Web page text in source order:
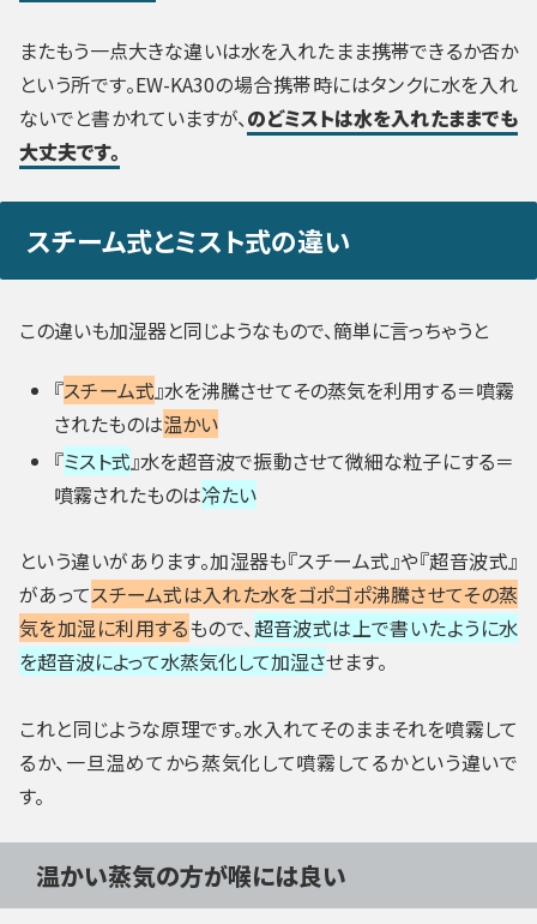
またもう一点大きな違いは水を入れたまま携帯できるか否か
という所です。EW-KA30の場合携帯時にはタンクに水を入れ
ないでと書かれていますが、のどミストは水を入れたままでも
大丈夫です。
スチーム式とミスト式の違い
この違いも加湿器と同じようなもので、簡単に言っちゃうと
『スチーム式』水を沸騰させてその蒸気を利用する＝噴霧
されたものは温かい
『ミスト式』水を超音波で振動させて微細な粒子にする＝
噴霧されたものは冷たい
という違いがあります。加湿器も『スチーム式』や『超音波式』
があってスチーム式は入れた水をゴポゴポ沸騰させてその蒸
気を加湿に利用するもので、超音波式は上で書いたように水
を超音波によって水蒸気化して加湿させます。
これと同じような原理です。水入れてそのままそれを噴霧して
るか、一旦温めてから蒸気化して噴霧してるかという違いで
す。
温かい蒸気の方が喉には良い